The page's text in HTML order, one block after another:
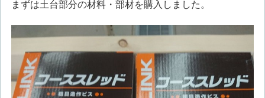
まずは土台部分の材料・部材を購入しました。